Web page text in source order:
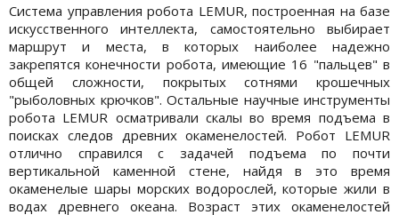
Система управления робота LEMUR, построенная на базе
искусственного интеллекта, самостоятельно выбирает
маршрут и места, в которых наиболее надежно
закрепятся конечности робота, имеющие 16 "пальцев" в
общей сложности, покрытых сотнями крошечных
"рыболовных крючков". Остальные научные инструменты
робота LEMUR осматривали скалы во время подъема в
поисках следов древних окаменелостей. Робот LEMUR
отлично справился с задачей подъема по почти
вертикальной каменной стене, найдя в это время
окаменелые шары морских водорослей, которые жили в
водах древнего океана. Возраст этих окаменелостей